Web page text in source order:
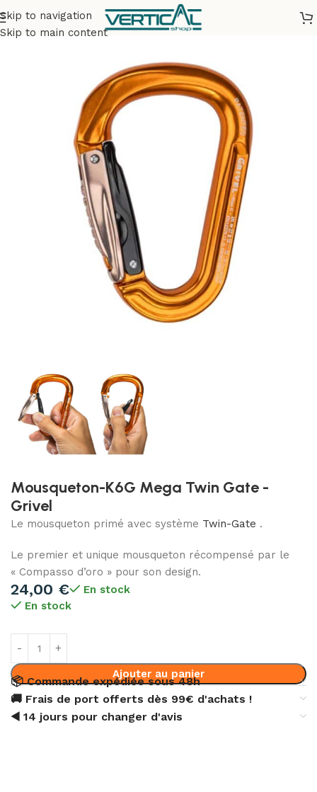
Skip to navigation
Skip to main content
Accueil Matériel Mousquetons
Mousqueton-K6G Mega Twin Gate -
Grivel
Le mousqueton primé avec système Twin-Gate .
Le premier et unique mousqueton récompensé par le
« Compasso d’oro » pour son design.
24,00 €
En stock
En stock
Ajouter au panier
📦 Commande expédiée sous 48h
🚚 Frais de port offerts dès 99€ d'achats !
◀️ 14 jours pour changer d'avis